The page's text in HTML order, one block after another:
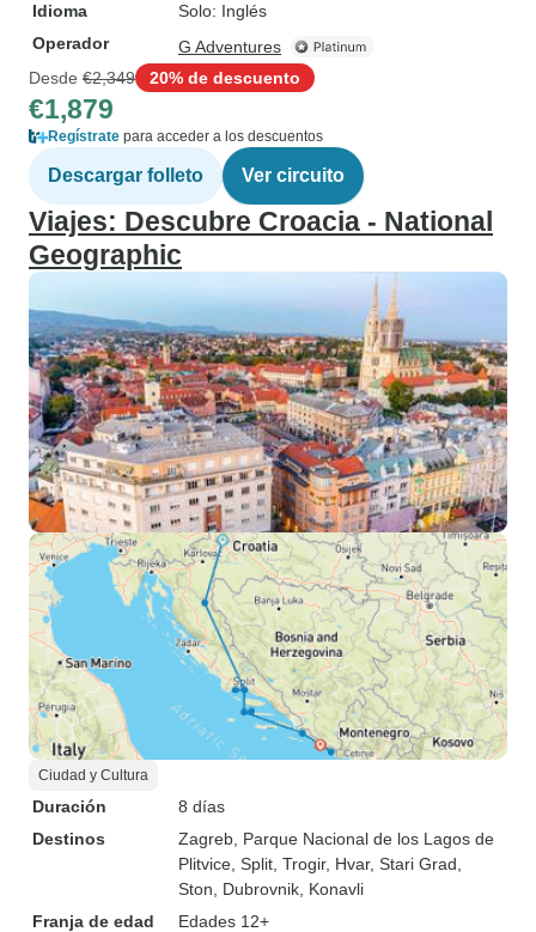
Idioma
Solo: Inglés
Operador
G Adventures
Desde €2,349 20% de descuento
€1,879
Regístrate para acceder a los descuentos
Descargar folleto Ver circuito
Viajes: Descubre Croacia - National
Geographic
Ciudad y Cultura
Duración
8 días
Destinos
Zagreb , Parque Nacional de los Lagos de
Plitvice , Split , Trogir, Hvar, Stari Grad
Ston , Dubrovnik , Konavli
Franja de edad
Edades 12+